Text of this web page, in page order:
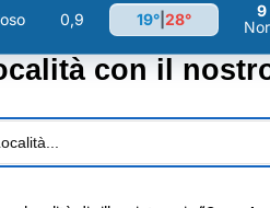
0,9 19° 28°
9
con il